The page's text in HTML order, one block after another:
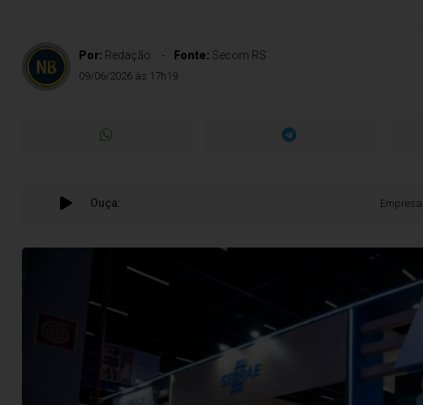
Por: Redação Fonte: Secom RS
09/06/2026 às 17h19
Ouça: Empresas gaúchas